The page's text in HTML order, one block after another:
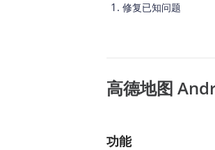
修复已知问题
高德地图
功能